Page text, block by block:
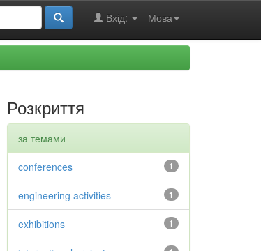
Мова
Вхід:
Розкриття
за темами
1
conferences
1
engineering activities
1
exhibitions